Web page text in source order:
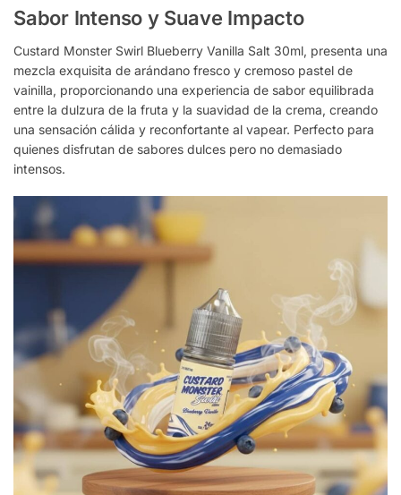
Sabor Intenso y Suave Impacto
Custard Monster Swirl Blueberry Vanilla Salt 30ml, presenta una
mezcla exquisita de arándano fresco y cremoso pastel de
vainilla, proporcionando una experiencia de sabor equilibrada
entre la dulzura de la fruta y la suavidad de la crema, creando
una sensación cálida y reconfortante al vapear. Perfecto para
quienes disfrutan de sabores dulces pero no demasiado
intensos.